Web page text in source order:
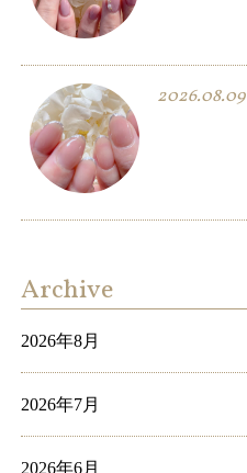
2026.08.09
Archive
2026年8月
2026年7月
2026年6月